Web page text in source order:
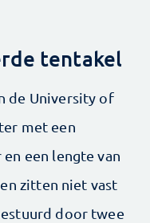
tentakel
de University of
met een
een lengte van
zitten niet vast
door twee